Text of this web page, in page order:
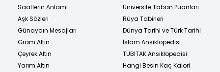
Saatlerin Anlamı
Aşk Sözleri
Günaydın Mesajları
Gram Altın
Çeyrek Altın
Yarım Altın
Üniversite Taban Puanları
Rüya Tabirleri
Dünya Tarihi ve Türk Tarihi
İslam Ansiklopedisi
TÜBİTAK Ansiklopedisi
Hangi Besin Kaç Kalori